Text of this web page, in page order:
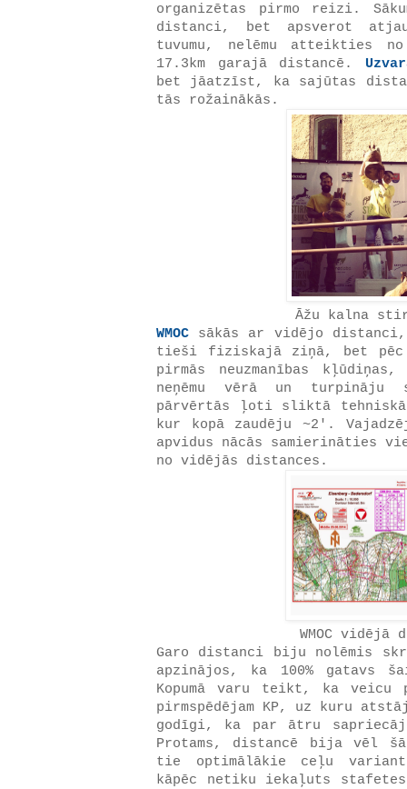
organizētas pirmo reizi.
distanci, bet apsverot
tuvumu, nelēmu atteikties
17.3km garajā distancē.
bet jāatzīst, ka sajūtas
tās rožainākās.
Āžu kalna
WMOC sākās ar vidējo
tieši fiziskajā ziņā, bet pēc
pirmās neuzmanības
neņēmu vērā un
pārvērtās ļoti sliktā tehniskā
kur kopā zaudēju ~2'.
apvidus nācās samierināties
no vidējās distances.
WMOC vidējā
Garo distanci biju nolēmis
apzinājos, ka 100% gatavs
Kopumā varu teikt, ka veicu
pirmspēdējam KP, uz kuru
godīgi, ka par ātru
Protams, distancē bija vēl
tie optimālākie ceļu
kāpēc netiku iekaļuts stafetes